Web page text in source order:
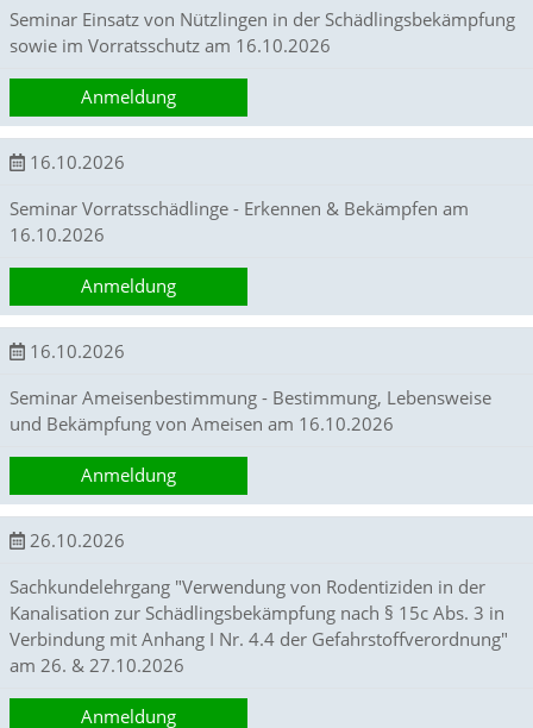
e
D
a
e
n
h
l
f
u
n
s
F
e
l
r
z
u
n
t
d
e
Seminar Einsatz von Nützlingen in der Schädlingsbekämpfung
sowie im Vorratsschutz am 16.10.2026
Anmeldung
16.10.2026
Seminar Vorratsschädlinge - Erkennen & Bekämpfen am
16.10.2026
Anmeldung
16.10.2026
Seminar Ameisenbestimmung - Bestimmung, Lebensweise
und Bekämpfung von Ameisen am 16.10.2026
Anmeldung
26.10.2026
Sachkundelehrgang "Verwendung von Rodentiziden in der
Kanalisation zur Schädlingsbekämpfung nach § 15c Abs. 3 in
Verbindung mit Anhang I Nr. 4.4 der Gefahrstoffverordnung"
am 26. & 27.10.2026
Anmeldung